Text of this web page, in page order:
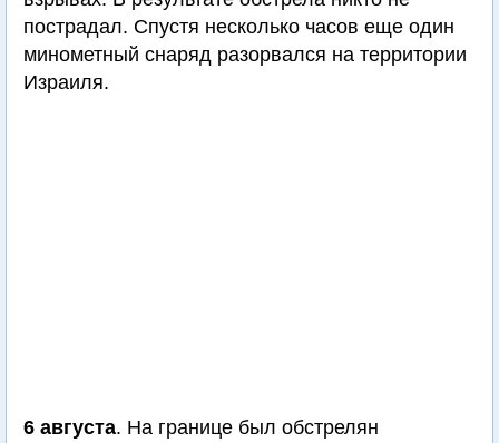
пострадал. Спустя несколько часов еще один
минометный снаряд разорвался на территории
Израиля.
6 августа. На границе был обстрелян